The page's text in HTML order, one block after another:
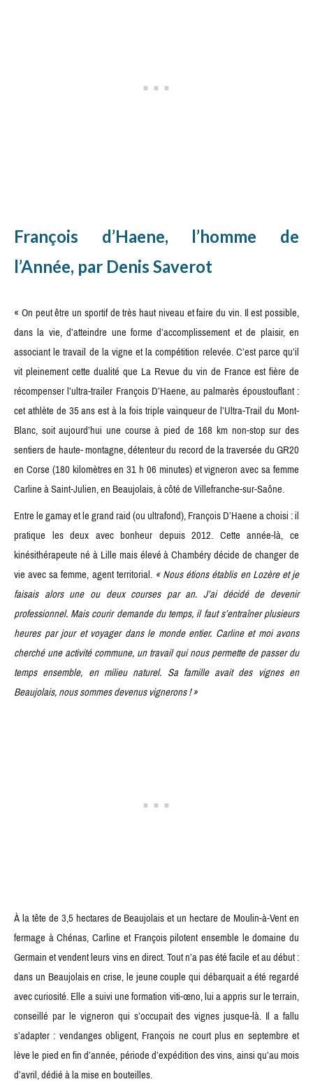
François d’Haene, l’homme de
l’Année, par Denis Saverot
« On peut être un sportif de très haut niveau et faire du vin. Il est possible,
dans la vie, d’atteindre une forme d’accomplissement et de plaisir, en
associant le travail de la vigne et la compétition relevée. C’est parce qu’il
vit pleinement cette dualité que La Revue du vin de France est fière de
récompenser l’ultra-trailer François D’Haene, au palmarès époustouflant :
cet athlète de 35 ans est à la fois triple vainqueur de l’Ultra-Trail du Mont-
Blanc, soit aujourd’hui une course à pied de 168 km non-stop sur des
sentiers de haute- montagne, détenteur du record de la traversée du GR20
en Corse (180 kilomètres en 31 h 06 minutes) et vigneron avec sa femme
Carline à Saint-Julien, en Beaujolais, à côté de Villefranche-sur-Saône.
Entre le gamay et le grand raid (ou ultrafond), François D’Haene a choisi : il
pratique les deux avec bonheur depuis 2012. Cette année-là, ce
kinésithérapeute né à Lille mais élevé à Chambéry décide de changer de
vie avec sa femme, agent territorial.« Nous étions établis en Lozère et je
faisais alors une ou deux courses par an. J’ai décidé de devenir
professionnel. Mais courir demande du temps, il faut s’entraîner plusieurs
heures par jour et voyager dans le monde entier. Carline et moi avons
cherché une activité commune, un travail qui nous permette de passer du
temps ensemble, en milieu naturel. Sa famille avait des vignes en
Beaujolais, nous sommes devenus vignerons ! »
À la tête de 3,5 hectares de Beaujolais et un hectare de Moulin-à-Vent en
fermage à Chénas, Carline et François pilotent ensemble le domaine du
Germain et vendent leurs vins en direct. Tout n’a pas été facile et au début :
dans un Beaujolais en crise, le jeune couple qui débarquait a été regardé
avec curiosité. Elle a suivi une formation viti-œno, lui a appris sur le terrain,
conseillé par le vigneron qui s’occupait des vignes jusque-là. Il a fallu
s’adapter : vendanges obligent, François ne court plus en septembre et
lève le pied en fin d’année, période d’expédition des vins, ainsi qu’au mois
d’avril, dédié à la mise en bouteilles.